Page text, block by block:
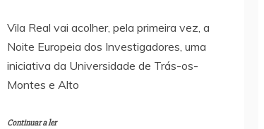
Vila Real vai acolher, pela primeira vez, a
Noite Europeia dos Investigadores, uma
iniciativa da Universidade de Trás-os-
Montes e Alto
Continuar a ler